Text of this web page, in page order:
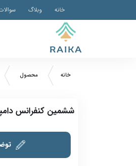
خانه وبلاگ
خانه محصول
ششمین کنفرانس